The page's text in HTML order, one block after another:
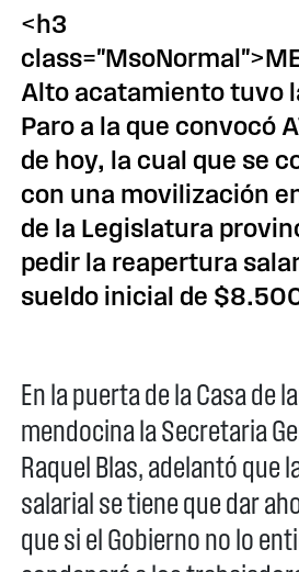
<h3
Alto acatamiento tuvo
Paro a la que convocó
de hoy, la cual que se
con una movilización
de la Legislatura
pedir la reapertura
sueldo inicial de
En la puerta de la Casa de
mendocina la Secretaria
Raquel Blas, adelantó que
salarial se tiene que dar
que si el Gobierno no lo